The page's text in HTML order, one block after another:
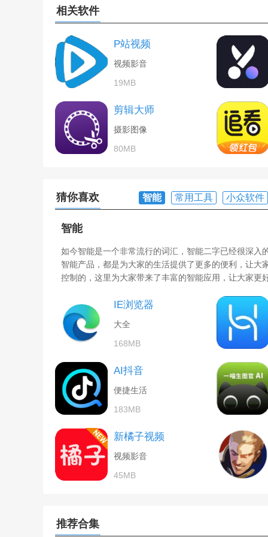
相关软件
P站视频
视频影音
19MB
剪辑大师
摄影图像
80MB
猜你喜欢 智能 常用工具 小众软件
智能
如今智能是一个非常流行的词汇，智能二字已经很深
智能产品，都是为大家的生活提供了更多的便利，让
控制的，这里为大家带来了丰富的智能应用，让大家更
IE浏览器
大全
168MB
AI抖音
便捷生活
183MB
新橘子视频
视频影音
45MB
推荐合集